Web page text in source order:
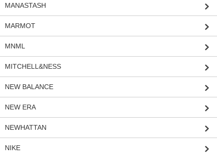
MANASTASH
MARMOT
MNML
MITCHELL&NESS
NEW BALANCE
NEW ERA
NEWHATTAN
NIKE